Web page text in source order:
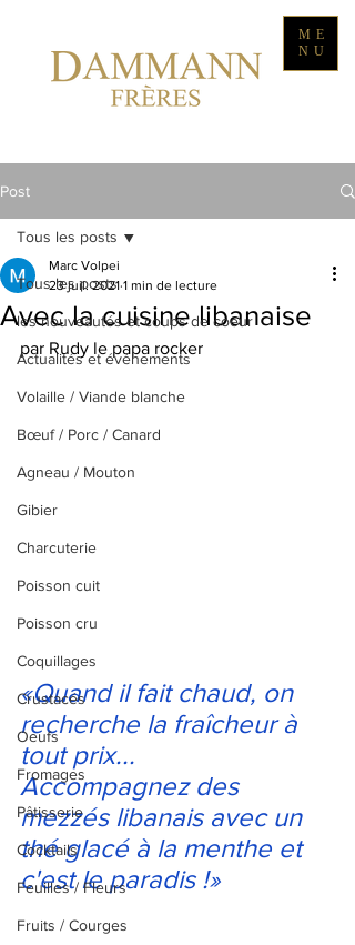
ME
NU
Post
Tous les posts
les nouveautés et coups de coeur
Actualités et événements
Volaille / Viande blanche
Bœuf / Porc / Canard
Agneau / Mouton
Gibier
Charcuterie
Poisson cuit
Poisson cru
Coquillages
Crustacés
Oeufs
Fromages
Pâtisserie
Cocktails
Feuilles / Fleurs
Fruits / Courges
Tous les posts
Avec la cuisine libanaise
Marc Volpei
23 juil. 2021 1 min de lecture
par Rudy le papa rocker
«Quand il fait chaud, on
recherche la fraîcheur à
tout prix...
Accompagnez des
mezzés libanais avec un
thé glacé à la menthe et
c'est le paradis !»